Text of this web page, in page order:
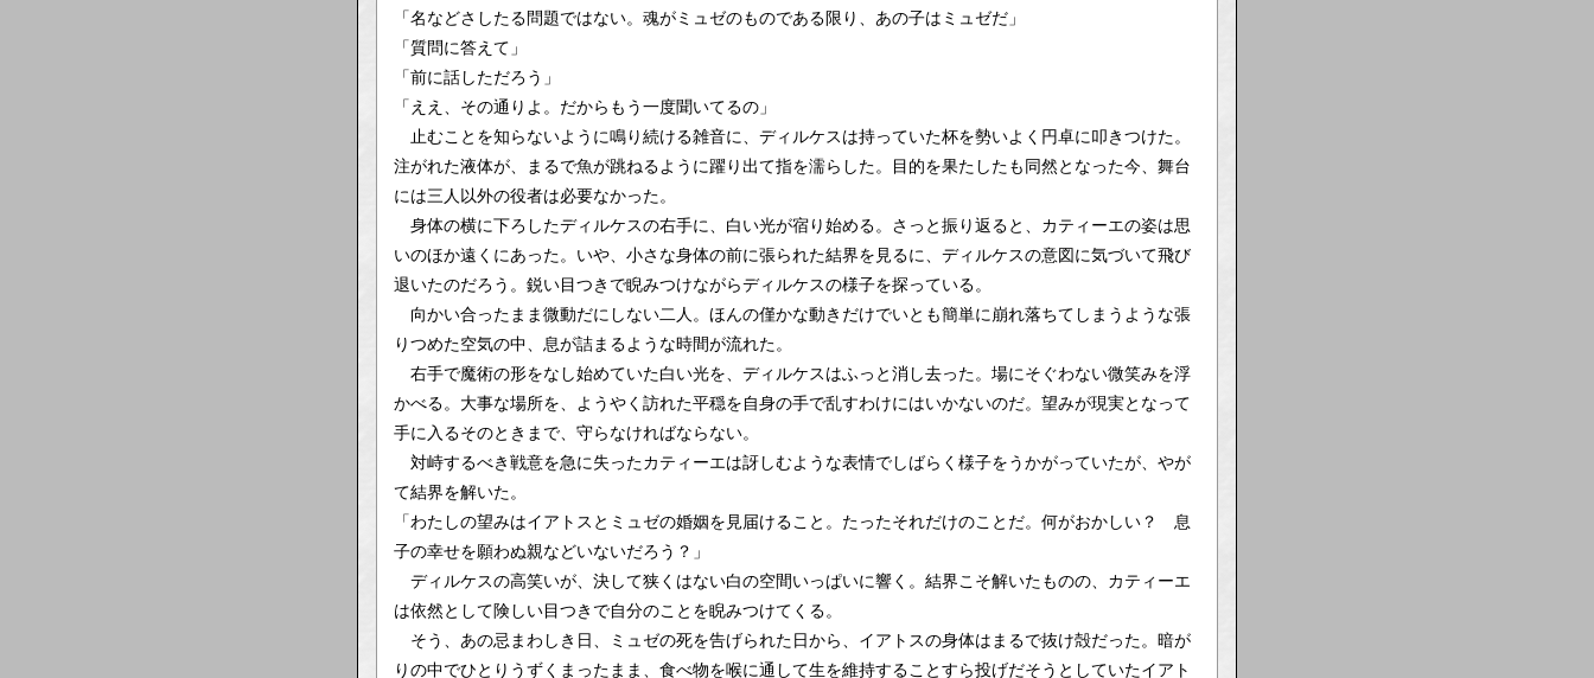
「名などさしたる問題ではない。魂がミュゼのものである限り、あの子はミュゼだ」
「質問に答えて」
「前に話しただろう」
「ええ、その通りよ。だからもう一度聞いてるの」
止むことを知らないように鳴り続ける雑音に、ディルケスは持っていた杯を勢いよく円卓に叩きつけた。
注がれた液体が、まるで魚が跳ねるように躍り出て指を濡らした。目的を果たしたも同然となった今、舞台
には三人以外の役者は必要なかった。
身体の横に下ろしたディルケスの右手に、白い光が宿り始める。さっと振り返ると、カティーエの姿は思
いのほか遠くにあった。いや、小さな身体の前に張られた結界を見るに、ディルケスの意図に気づいて飛び
退いたのだろう。鋭い目つきで睨みつけながらディルケスの様子を探っている。
向かい合ったまま微動だにしない二人。ほんの僅かな動きだけでいとも簡単に崩れ落ちてしまうような張
りつめた空気の中、息が詰まるような時間が流れた。
右手で魔術の形をなし始めていた白い光を、ディルケスはふっと消し去った。場にそぐわない微笑みを浮
かべる。大事な場所を、ようやく訪れた平穏を自身の手で乱すわけにはいかないのだ。望みが現実となって
手に入るそのときまで、守らなければならない。
対峙するべき戦意を急に失ったカティーエは訝しむような表情でしばらく様子をうかがっていたが、やが
て結界を解いた。
「わたしの望みはイアトスとミュゼの婚姻を見届けること。たったそれだけのことだ。何がおかしい？ 息
子の幸せを願わぬ親などいないだろう？」
ディルケスの高笑いが、決して狭くはない白の空間いっぱいに響く。結界こそ解いたものの、カティーエ
は依然として険しい目つきで自分のことを睨みつけてくる。
そう、あの忌まわしき日、ミュゼの死を告げられた日から、イアトスの身体はまるで抜け殻だった。暗が
りの中でひとりうずくまったまま、食べ物を喉に通して生を維持することすら投げだそうとしていたイアト